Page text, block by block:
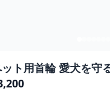
ペット用首輪